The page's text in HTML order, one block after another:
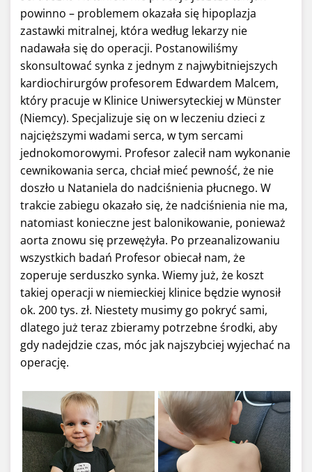
powinno – problemem okazała się hipoplazja
zastawki mitralnej, która według lekarzy nie
nadawała się do operacji. Postanowiliśmy
skonsultować synka z jednym z najwybitniejszych
kardiochirurgów profesorem Edwardem Malcem,
który pracuje w Klinice Uniwersyteckiej w Münster
(Niemcy). Specjalizuje się on w leczeniu dzieci z
najcięższymi wadami serca, w tym sercami
jednokomorowymi. Profesor zalecił nam wykonanie
cewnikowania serca, chciał mieć pewność, że nie
doszło u Nataniela do nadciśnienia płucnego. W
trakcie zabiegu okazało się, że nadciśnienia nie ma,
natomiast konieczne jest balonikowanie, ponieważ
aorta znowu się przewężyła. Po przeanalizowaniu
wszystkich badań Profesor obiecał nam, że
zoperuje serduszko synka. Wiemy już, że koszt
takiej operacji w niemieckiej klinice będzie wynosił
ok. 200 tys. zł. Niestety musimy go pokryć sami,
dlatego już teraz zbieramy potrzebne środki, aby
gdy nadejdzie czas, móc jak najszybciej wyjechać na
operację.